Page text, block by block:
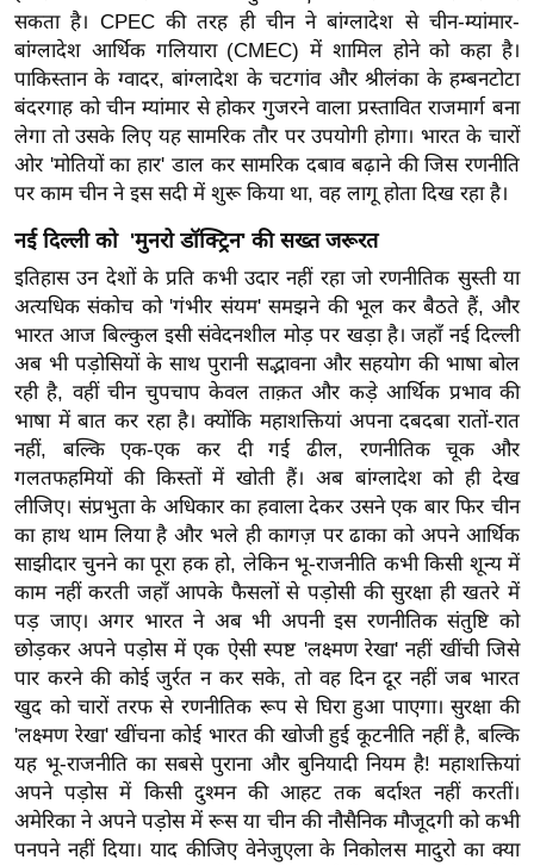
/
फै
श
न
घ
रे
नु
स्खे
प
र्य
ट
न
स्थ
ल
फि
ट
ने
स
मं
त्रा
रि
ले
श
न
शि
प
सकता है। CPEC की तरह ही चीन ने बांग्लादेश से चीन-म्यांमार-
बांग्लादेश आर्थिक गलियारा (CMEC) में शामिल होने को कहा है।
पाकिस्तान के ग्वादर, बांग्लादेश के चटगांव और श्रीलंका के हम्बनटोटा
बंदरगाह को चीन म्यांमार से होकर गुजरने वाला प्रस्तावित राजमार्ग बना
लेगा तो उसके लिए यह सामरिक तौर पर उपयोगी होगा। भारत के चारों
ओर 'मोतियों का हार' डाल कर सामरिक दबाव बढ़ाने की जिस रणनीति
पर काम चीन ने इस सदी में शुरू किया था, वह लागू होता दिख रहा है।
नई दिल्ली को 'मुनरो डॉक्ट्रिन' की सख्त जरूरत
इतिहास उन देशों के प्रति कभी उदार नहीं रहा जो रणनीतिक सुस्ती या
अत्यधिक संकोच को 'गंभीर संयम' समझने की भूल कर बैठते हैं, और
भारत आज बिल्कुल इसी संवेदनशील मोड़ पर खड़ा है। जहाँ नई दिल्ली
अब भी पड़ोसियों के साथ पुरानी सद्भावना और सहयोग की भाषा बोल
रही है, वहीं चीन चुपचाप केवल ताक़त और कड़े आर्थिक प्रभाव की
भाषा में बात कर रहा है। क्योंकि महाशक्तियां अपना दबदबा रातों-रात
नहीं, बल्कि एक-एक कर दी गई ढील, रणनीतिक चूक और
गलतफहमियों की किस्तों में खोती हैं। अब बांग्लादेश को ही देख
लीजिए। संप्रभुता के अधिकार का हवाला देकर उसने एक बार फिर चीन
का हाथ थाम लिया है और भले ही कागज़ पर ढाका को अपने आर्थिक
साझीदार चुनने का पूरा हक हो, लेकिन भू-राजनीति कभी किसी शून्य में
काम नहीं करती जहाँ आपके फैसलों से पड़ोसी की सुरक्षा ही खतरे में
पड़ जाए। अगर भारत ने अब भी अपनी इस रणनीतिक संतुष्टि को
छोड़कर अपने पड़ोस में एक ऐसी स्पष्ट 'लक्ष्मण रेखा' नहीं खींची जिसे
पार करने की कोई जुर्रत न कर सके, तो वह दिन दूर नहीं जब भारत
खुद को चारों तरफ से रणनीतिक रूप से घिरा हुआ पाएगा। सुरक्षा की
'लक्ष्मण रेखा' खींचना कोई भारत की खोजी हुई कूटनीति नहीं है, बल्कि
यह भू-राजनीति का सबसे पुराना और बुनियादी नियम है! महाशक्तियां
अपने पड़ोस में किसी दुश्मन की आहट तक बर्दाश्त नहीं करतीं।
अमेरिका ने अपने पड़ोस में रूस या चीन की नौसैनिक मौजूदगी को कभी
पनपने नहीं दिया। याद कीजिए वेनेजुएला के निकोलस मादुरो का क्या